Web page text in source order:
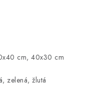
cm, 40x30 cm
zelená, žlutá